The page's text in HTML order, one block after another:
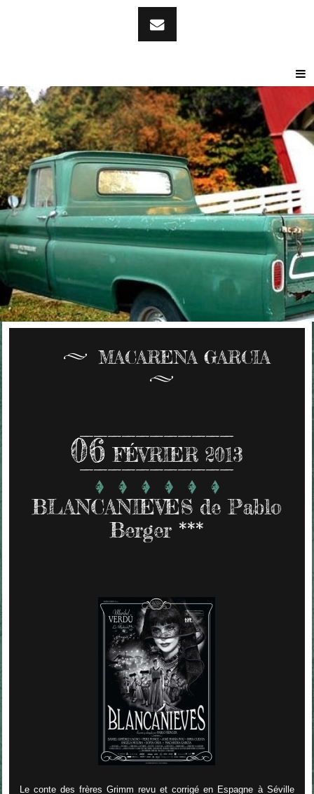
MACARENA GARCIA
06 FÉVRIER 2013
BLANCANIEVES de Pablo
Berger ***
Le conte des frères Grimm revu et corrigé en Espagne à Séville